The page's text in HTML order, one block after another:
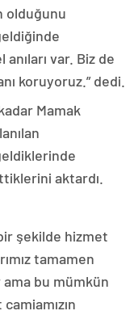
olduğunu
var. Biz de
koruyoruz.” dedi.
Mamak
aktardı.
bir şekilde hizmet
tamamen
ama bu mümkün